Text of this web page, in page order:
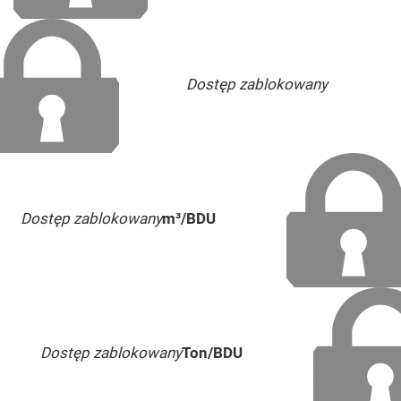
Dostęp zablokowany
Dostęp zablokowanym³/BDU
Dostęp zablokowanyTon/BDU